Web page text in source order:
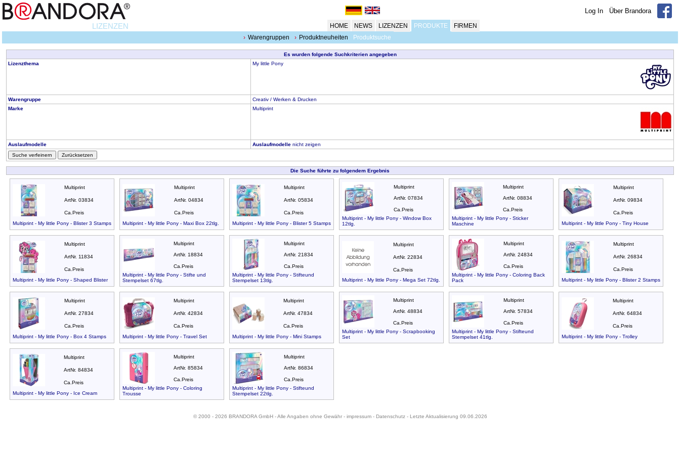
Log In Über Brandora
LIZENZEN HOME NEWS LIZENZEN PRODUKTE
FIRMEN
Warengruppen
Produktneuheiten Produktsuche
Es wurden folgende Suchkriterien angegeben
Lizenzthema
My little Pony
Warengruppe
Creativ / Werken & Drucken
Marke
Multiprint
Auslaufmodelle Auslaufmodelle nicht zeigen
Suche verfeinern
Zurücksetzen
Die Suche führte zu folgendem Ergebnis
Multiprint
ArtNr. 03834
Ca.Preis
Multiprint - My little Pony - Blister 3 Stamps
Multiprint
ArtNr. 04834
Ca.Preis
Multiprint - My little Pony - Maxi Box 22tlg.
Multiprint
ArtNr. 05834
Ca.Preis
Multiprint - My little Pony - Blister 5 Stamps
Multiprint
ArtNr. 07834
Ca.Preis
Multiprint - My little Pony - Window Box
12tlg.
Multiprint
ArtNr. 08834
Ca.Preis
Multiprint - My little Pony - Sticker
Maschine
Multiprint
ArtNr. 09834
Ca.Preis
Multiprint - My little Pony - Tiny House
Multiprint
ArtNr. 11834
Ca.Preis
Multiprint - My little Pony - Shaped Blister
Multiprint
ArtNr. 18834
Ca.Preis
Multiprint - My little Pony - Stifte und
Stempelset 67tlg.
Multiprint
ArtNr. 21834
Ca.Preis
Multiprint - My little Pony - Stifteund
Stempelset 13tlg.
Multiprint
ArtNr. 22834
Ca.Preis
Multiprint - My little Pony - Mega Set 72tlg.
Multiprint
ArtNr. 24834
Ca.Preis
Multiprint - My little Pony - Coloring Back
Pack
Multiprint
ArtNr. 26834
Ca.Preis
Multiprint - My little Pony - Blister 2 Stamps
Multiprint
ArtNr. 27834
Ca.Preis
Multiprint - My little Pony - Box 4 Stamps
Multiprint
ArtNr. 42834
Ca.Preis
Multiprint - My little Pony - Travel Set
Multiprint
ArtNr. 47834
Ca.Preis
Multiprint - My little Pony - Mini Stamps
Multiprint
ArtNr. 48834
Ca.Preis
Multiprint - My little Pony - Scrapbooking
Set
Multiprint
ArtNr. 57834
Ca.Preis
Multiprint - My little Pony - Stifteund
Stempelset 41tlg.
Multiprint
ArtNr. 64834
Ca.Preis
Multiprint - My little Pony - Trolley
Multiprint
ArtNr. 84834
Ca.Preis
Multiprint - My little Pony - Ice Cream
Multiprint
ArtNr. 85834
Ca.Preis
Multiprint - My little Pony - Coloring
Trousse
Multiprint
ArtNr. 86834
Ca.Preis
Multiprint - My little Pony - Stifteund
Stempelset 22tlg.
© 2000 - 2026 BRANDORA GmbH - Alle Angaben ohne Gewähr - impressum- Datenschutz- Letzte Aktualisierung 09.06.2026